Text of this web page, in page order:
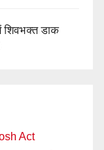
शिवभक्त डाक
Act